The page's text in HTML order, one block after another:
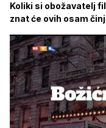
Koliki si obožavatelj
znat će ovih osam